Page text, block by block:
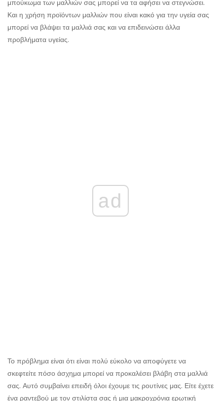
μπούκωμα των μαλλιών σας μπορεί να τα αφήσει να στεγνώσει.
Και η χρήση προϊόντων μαλλιών που είναι κακό για την υγεία σας
μπορεί να βλάψει τα μαλλιά σας και να επιδεινώσει άλλα
προβλήματα υγείας.
ad
Το πρόβλημα είναι ότι είναι πολύ εύκολο να αποφύγετε να
σκεφτείτε πόσο άσχημα μπορεί να προκαλέσει βλάβη στα μαλλιά
σας. Αυτό συμβαίνει επειδή όλοι έχουμε τις ρουτίνες μας. Είτε έχετε
ένα ραντεβού με τον στιλίστα σας ή μια μακροχρόνια ερωτική